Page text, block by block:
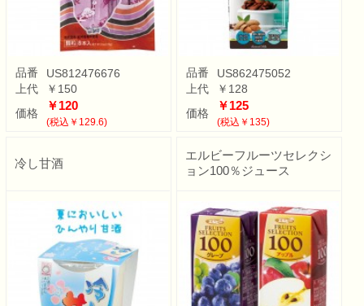
品番
US812476676
上代
￥150
価格
￥120
(税込￥129.6)
品番
US862475052
上代
￥128
価格
￥125
(税込￥135)
冷し甘酒
エルビーフルーツセレクシ
ョン100％ジュース